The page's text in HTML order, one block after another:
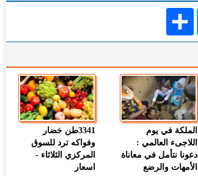
انشر
الملكة في يوم
اللاجىء العالمي :
دعونا نتأمل في معاناة
الأمهات والرضع
3341طن خضار
وفواكه ترد للسوق
المركزي الثلاثاء -
اسعار